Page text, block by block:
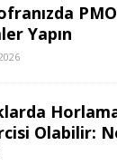
Yapın
Olabilir: